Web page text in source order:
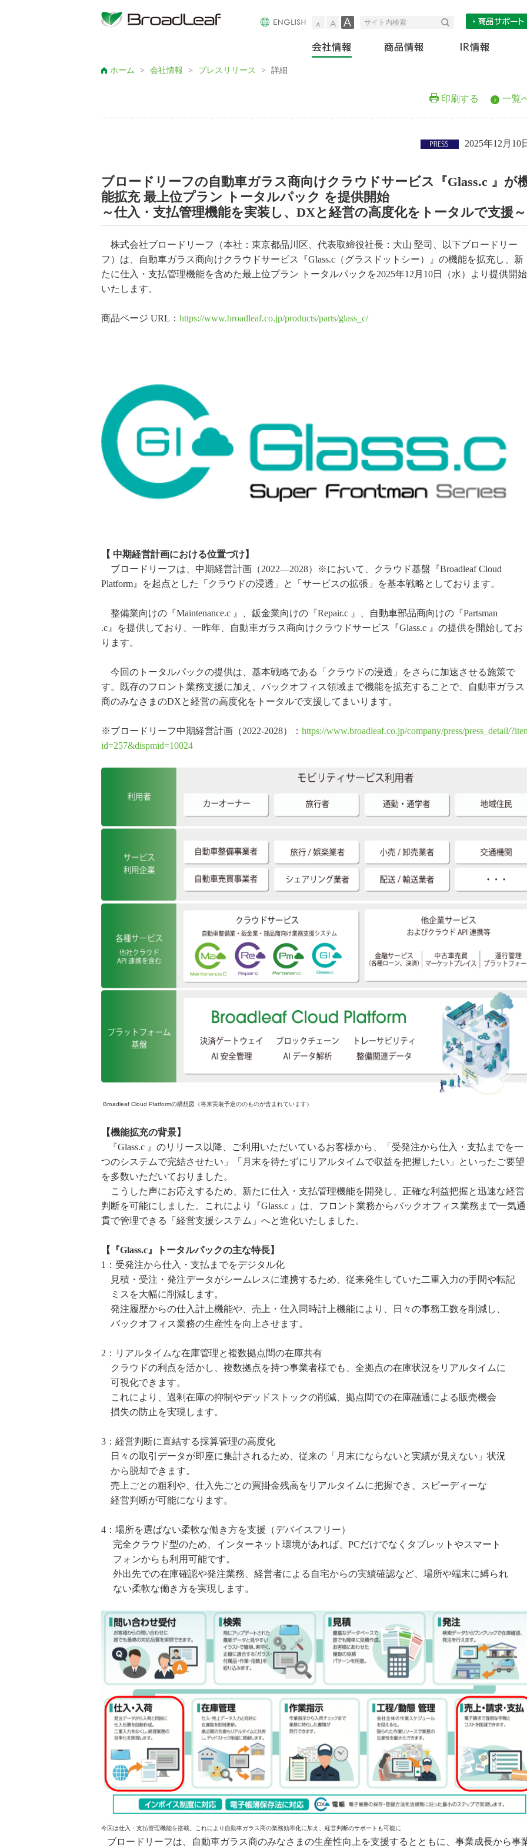
小 大
サイト内検索 検索
ホーム
> 会社情報 > プレスリリース > 詳細
印刷する 一覧
2025年12月10
ブロードリーフの自動車ガラス商向けクラウドサービス『Glass.c 』が
能拡充 最上位プラン トータルパック を提供開始
～仕入・支払管理機能を実装し、DXと経営の高度化をトータルで支援～
株式会社ブロードリーフ（本社：東京都品川区、代表取締役社長：大山 堅司、以下ブロードリー
フ）は、自動車ガラス商向けクラウドサービス『Glass.c（グラスドットシー）』の機能を拡充し、新
たに仕入・支払管理機能を含めた最上位プラン トータルパックを2025年12月10日（水）より提供開始
いたします。
商品ページ URL： https://www.broadleaf.co.jp/products/parts/glass_c/
【 中期経営計画における位置づけ】
ブロードリーフは、中期経営計画（2022―2028）※において、クラウド基盤『Broadleaf Cloud
Platform』を起点とした「クラウドの浸透」と「サービスの拡張」を基本戦略としております。
整備業向けの『Maintenance.c 』、鈑金業向けの『Repair.c 』、自動車部品商向けの『Partsman
.c』を提供しており、一昨年、自動車ガラス商向けクラウドサービス『Glass.c 』の提供を開始してお
ります。
今回のトータルパックの提供は、基本戦略である「クラウドの浸透」をさらに加速させる施策で
す。既存のフロント業務支援に加え、バックオフィス領域まで機能を拡充することで、自動車ガラス
商のみなさまのDXと経営の高度化をトータルで支援してまいります。
※ブロードリーフ中期経営計画（2022-2028）： https://www.broadleaf.co.jp/company/press/press_detail/
id=257&dispmid=10024
Broadleaf Cloud Platformの構想図（将来実装予定ののものが含まれています）
【機能拡充の背景】
『Glass.c 』のリリース以降、ご利用いただいているお客様から、「受発注から仕入・支払までを一
つのシステムで完結させたい」「月末を待たずにリアルタイムで収益を把握したい」といったご要望
を多数いただいておりました。
こうした声にお応えするため、新たに仕入・支払管理機能を開発し、正確な利益把握と迅速な経営
判断を可能にしました。これにより『Glass.c 』は、フロント業務からバックオフィス業務まで一気通
貫で管理できる「経営支援システム」へと進化いたしました。
【『Glass.c』トータルパックの主な特長】
1：受発注から仕入・支払までをデジタル化
見積・受注・発注データがシームレスに連携するため、従来発生していた二重入力の手間や転記
ミスを大幅に削減します。
発注履歴からの仕入計上機能や、売上・仕入同時計上機能により、日々の事務工数を削減し、
バックオフィス業務の生産性を向上させます。
2：リアルタイムな在庫管理と複数拠点間の在庫共有
クラウドの利点を活かし、複数拠点を持つ事業者様でも、全拠点の在庫状況をリアルタイムに
可視化できます。
これにより、過剰在庫の抑制やデッドストックの削減、拠点間での在庫融通による販売機会
損失の防止を実現します。
3：経営判断に直結する採算管理の高度化
日々の取引データが即座に集計されるため、従来の「月末にならないと実績が見えない」状況
から脱却できます。
売上ごとの粗利や、仕入先ごとの買掛金残高をリアルタイムに把握でき、スピーディーな
経営判断が可能になります。
4：場所を選ばない柔軟な働き方を支援（デバイスフリー）
完全クラウド型のため、インターネット環境があれば、PCだけでなくタブレットやスマート
フォンからも利用可能です。
外出先での在庫確認や発注業務、経営者による自宅からの実績確認など、場所や端末に縛られ
ない柔軟な働き方を実現します。
今回は仕入・支払管理機能を搭載。これにより自動車ガラス商の業務効率化に加え、経営判断のサポートも可能に
ブロードリーフは、自動車ガラス商のみなさまの生産性向上を支援するとともに、事業成長から事